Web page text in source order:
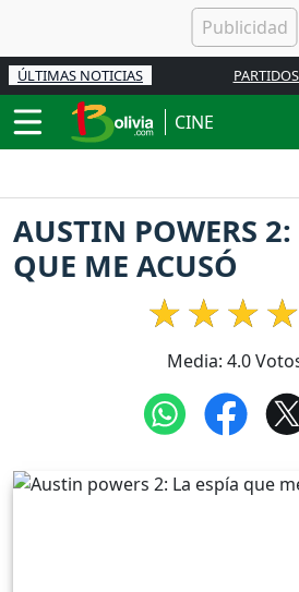
ÚLTIMAS NOTICIAS
CINE
AUSTIN POWERS
QUE ME ACUSÓ
Media: 4.0